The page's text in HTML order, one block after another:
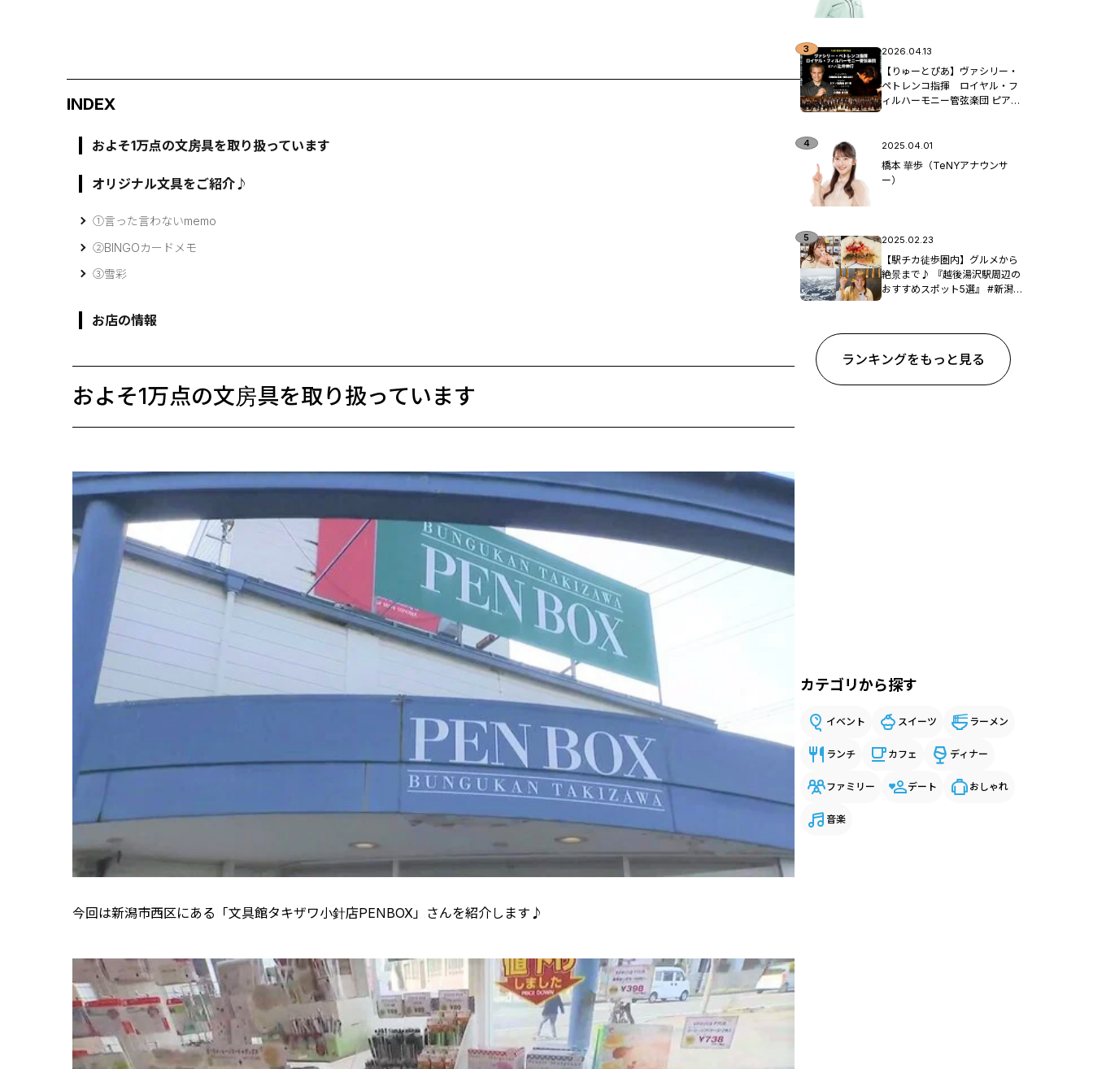
INDEX
およそ1万点の文房具を取り扱っています
オリジナル文具をご紹介♪
①言った言わないmemo
②BINGOカードメモ
③雪彩
お店の情報
およそ1万点の文房具を取り扱っています
今回は新潟市西区にある「文具館タキザワ小針店PENBOX」さんを紹介します♪
2026.04.13
【りゅーとぴあ】ヴァシリー・
ペトレンコ指揮 ロイヤル・フ
ィルハーモニー管弦楽団 ピア
2025.04.01
橋本 華歩（TeNYアナウンサ
ー）
2025.02.23
【駅チカ徒歩圏内】グルメから
絶景まで♪ 『越後湯沢駅周辺の
おすすめスポット5選』 #新潟観
ランキングをもっと見る
カテゴリから探す
イベント スイーツ ラーメン
ランチ カフェ ディナー
ファミリー デート おしゃれ
音楽